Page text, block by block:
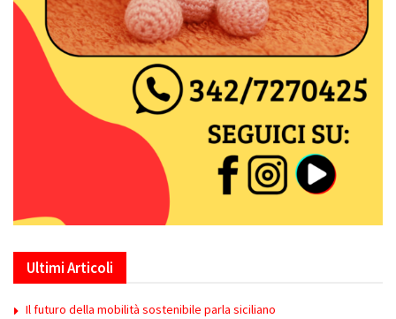
Ultimi Articoli
Il futuro della mobilità sostenibile parla siciliano